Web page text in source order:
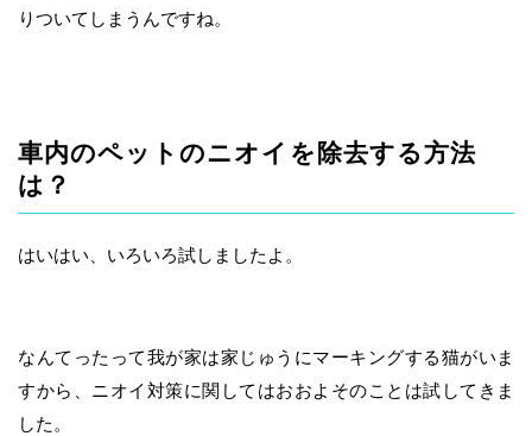
りついてしまうんですね。
車内のペットのニオイを除去する方法
は？
はいはい、いろいろ試しましたよ。
なんてったって我が家は家じゅうにマーキングする猫がいま
すから、ニオイ対策に関してはおおよそのことは試してきま
した。